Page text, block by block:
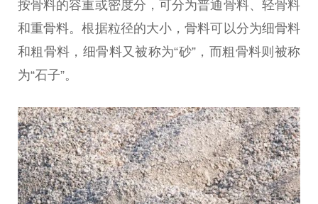
按骨料的容重或密度分，可分为普通骨料、轻骨料
和重骨料。根据粒径的大小，骨料可以分为细骨料
和粗骨料，细骨料又被称为“砂”，而粗骨料则被称
为“石子”。